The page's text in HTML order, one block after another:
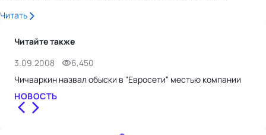
Читать
Читайте также
3.09.2008
6,450
Чичваркин назвал обыски в "Евросети" местью компании
НОВОСТЬ